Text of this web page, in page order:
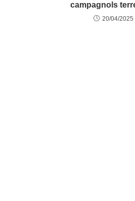
campagnols
20/04/2025